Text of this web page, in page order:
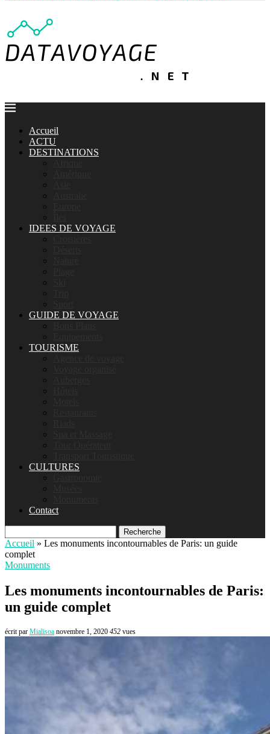
Accueil
ACTU
DESTINATIONS
IDEES DE VOYAGE
GUIDE DE VOYAGE
TOURISME
CULTURES
Contact
Recherche
Accueil » Les monuments incontournables de Paris: un guide
complet
Monuments
Les monuments incontournables de Paris:
un guide complet
écrit par Mialisoa novembre 1, 2020 452 vues